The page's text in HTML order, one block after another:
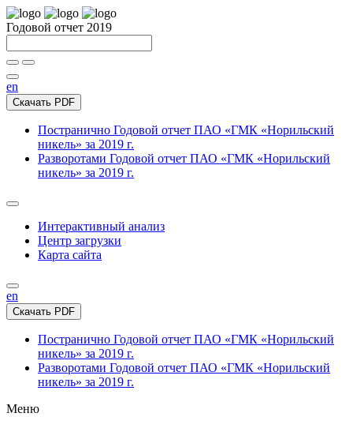
Годовой отчет 2019
en
Скачать PDF
Постранично Годовой отчет ПАО «ГМК «Норильский
никель» за 2019 г.
Разворотами Годовой отчет ПАО «ГМК «Норильский
никель» за 2019 г.
Интерактивный анализ
Центр загрузки
Карта сайта
en
Скачать PDF
Постранично Годовой отчет ПАО «ГМК «Норильский
никель» за 2019 г.
Разворотами Годовой отчет ПАО «ГМК «Норильский
никель» за 2019 г.
Меню